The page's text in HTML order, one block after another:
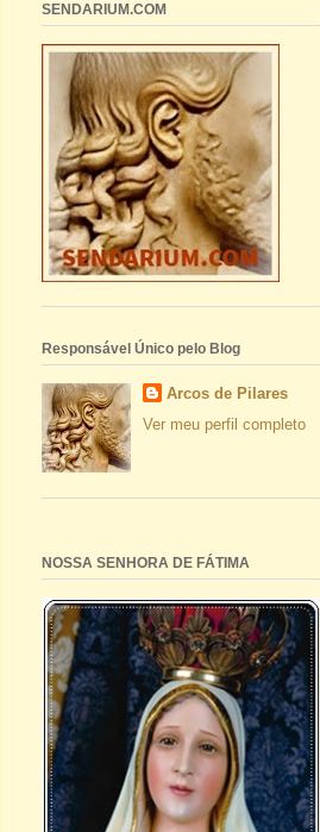
SENDARIUM.COM
Responsável Único pelo Blog
Arcos de Pilares
Ver meu perfil completo
NOSSA SENHORA DE FÁTIMA